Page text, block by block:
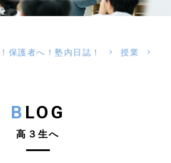
保護者へ！塾内日誌！
> 授業
>
BLOG
高３生へ